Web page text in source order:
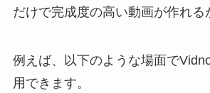
だけで完成度の高い動画が作れる
例えば、以下のような場面で
用できます。